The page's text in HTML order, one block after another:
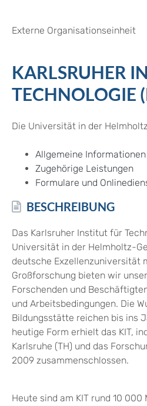
Externe Organisationseinheit
KARLSRUHER
TECHNOLOGIE
Die Universität in der
Allgemeine Informationen
Zugehörige Leistungen
Formulare und
BESCHREIBUNG
Das Karlsruher Institut für
Universität in der Helmholtz-
deutsche Exzellenzuniversität
Großforschung bieten wir
Forschenden und
und Arbeitsbedingungen. Die
Bildungsstätte reichen bis ins
heutige Form erhielt das KIT,
Karlsruhe (TH) und das
2009 zusammenschlossen.
Heute sind am KIT rund 10